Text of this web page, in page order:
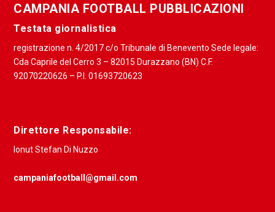
CAMPANIA FOOTBALL PUBBLICAZIONI
Testata giornalistica
registrazione n. 4/2017 c/o Tribunale di Benevento Sede legale:
Cda Caprile del Cerro 3 – 82015 Durazzano (BN) C.F.
92070220626 – P.I. 01693720623
Direttore Responsabile:
Ionut Stefan Di Nuzzo
campaniafootball@gmail.com